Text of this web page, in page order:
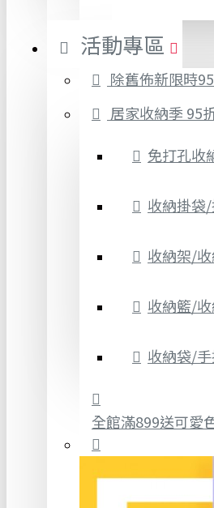
活動專區
除舊佈新限時
居家收納季 95
免打孔收
收納掛袋
收納架/
收納籃/
收納袋/
全館滿899送可愛